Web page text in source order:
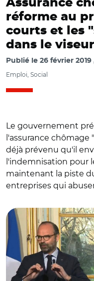
Assurance
réforme au
courts et les
dans le viseur
Publié le 26 février 2019
Emploi, Social
Le gouvernement
l'assurance
déjà prévenu qu'il
l'indemnisation pour
maintenant la piste
entreprises qui
© @EPhilippePM ?/ E.